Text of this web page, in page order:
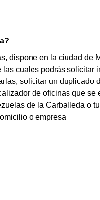
dispone en la ciudad de
cuales podrás solicitar
solicitar un duplicado
de oficinas que se
de la Carballeda o
o empresa.